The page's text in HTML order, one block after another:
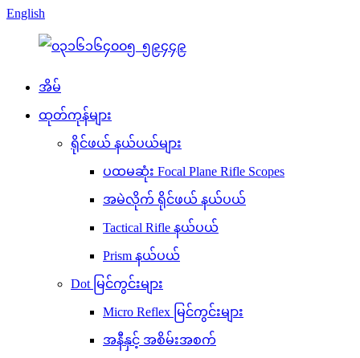
English
အိမ်
ထုတ်ကုန်များ
ရိုင်ဖယ် နယ်ပယ်များ
ပထမဆုံး Focal Plane Rifle Scopes
အမဲလိုက် ရိုင်ဖယ် နယ်ပယ်
Tactical Rifle နယ်ပယ်
Prism နယ်ပယ်
Dot မြင်ကွင်းများ
Micro Reflex မြင်ကွင်းများ
အနီနှင့် အစိမ်းအစက်